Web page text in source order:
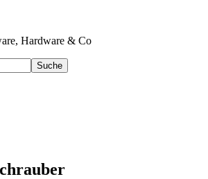
Hardware & Co